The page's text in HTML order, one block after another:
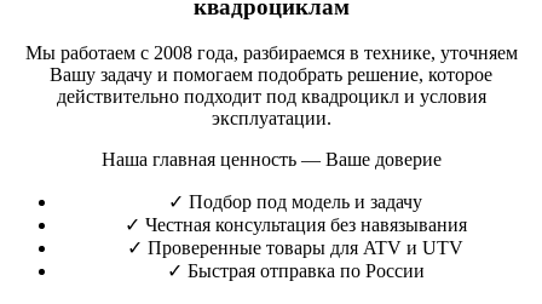
квадроциклам
Мы работаем с 2008 года, разбираемся в технике, уточняем
Вашу задачу и помогаем подобрать решение, которое
действительно подходит под квадроцикл и условия
эксплуатации.
Наша главная ценность — Ваше доверие
✓ Подбор под модель и задачу
✓ Честная консультация без навязывания
✓ Проверенные товары для ATV и UTV
✓ Быстрая отправка по России